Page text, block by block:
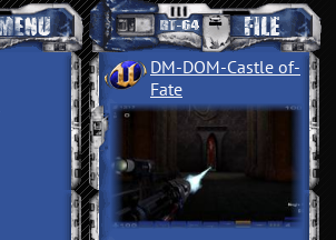
DM-DOM-Castle of­
Fate